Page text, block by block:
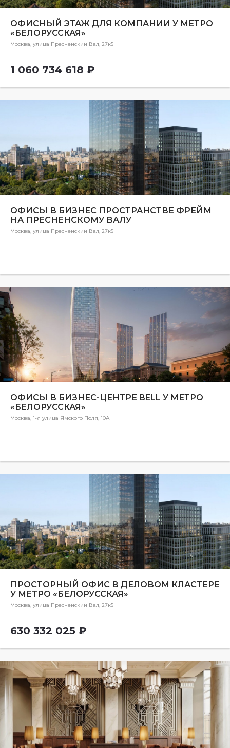
ОФИСНЫЙ ЭТАЖ ДЛЯ КОМПАНИИ У МЕТРО
«БЕЛОРУССКАЯ»
Москва, улица Пресненский Вал, 27к5
1 060 734 618 ₽
ОФИСЫ В БИЗНЕС ПРОСТРАНСТВЕ ФРЕЙМ
НА ПРЕСНЕНСКОМУ ВАЛУ
Москва, улица Пресненский Вал, 27к5
ОФИСЫ В БИЗНЕС-ЦЕНТРЕ BELL У МЕТРО
«БЕЛОРУССКАЯ»
Москва, 1-я улица Ямского Поля, 10А
ПРОСТОРНЫЙ ОФИС В ДЕЛОВОМ КЛАСТЕРЕ
У МЕТРО «БЕЛОРУССКАЯ»
Москва, улица Пресненский Вал, 27к5
630 332 025 ₽